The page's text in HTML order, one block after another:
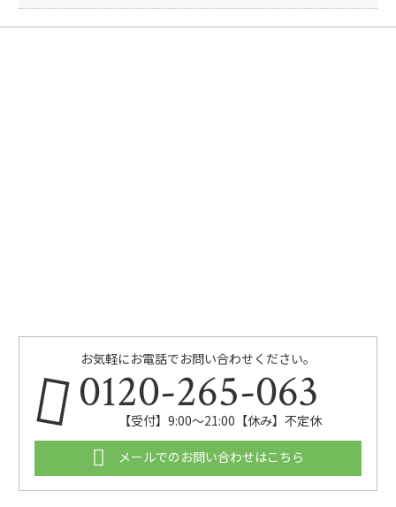
お気軽にお電話でお問い合わせください。
0120-265-063
【受付】9:00〜21:00【休み】不定休
メールでのお問い合わせはこちら